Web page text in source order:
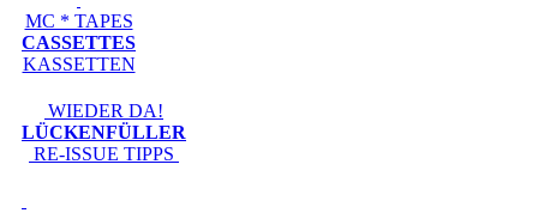
MC * TAPES
CASSETTES
KASSETTEN
WIEDER DA!
LÜCKENFÜLLER
RE-ISSUE TIPPS